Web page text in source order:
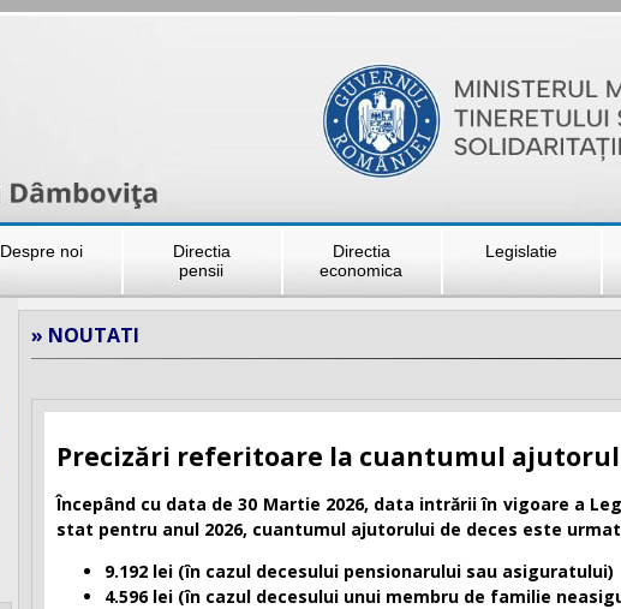
Despre noi
Directia
pensii
Directia
economica
Legislatie
» NOUTATI
Precizări referitoare la cuantumul
Începând cu data de 30 Martie 2026, data intrării în vigoare a
stat pentru anul 2026, cuantumul ajutorului de deces este
9.192 lei (în cazul decesului pensionarului sau asiguratului)
4.596 lei (în cazul decesului unui membru de familie